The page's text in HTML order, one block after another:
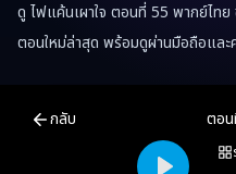
ดู ไฟแค้นเผาใจ ตอนที่ 55 พากย์ไท
ตอนใหม่ล่าสุด พร้อมดูผ่านมือถือแล
กลับ ตอ
RA15 เป็นเว็บไซต์ดูซีรี่ส์จีนออน
RA15 Drama
RA15 Drama
รวมซีรี่ส์จีน ละครสั้น หนังแนว
RA15 Drama